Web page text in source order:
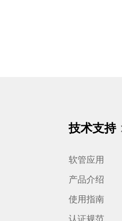
技术支持
软管应用
产品介绍
使用指南
认证规范